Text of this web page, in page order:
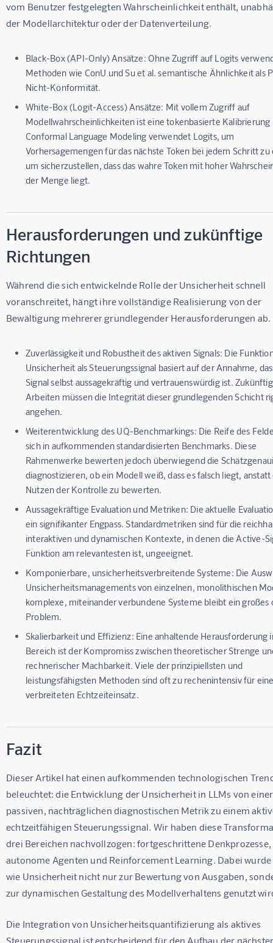
vom Benutzer festgelegten Wahrscheinlichkeit enthält,
der Modellarchitektur oder der Datenverteilung.
Black-Box (API-Only) Ansätze: Ohne Zugriff auf Logits
Methoden wie ConU und Su et al. semantische Ähnlichkeit als
Nicht-Konformität.
White-Box (Logit-Access) Ansätze: Mit vollem Zugriff auf
Modellwahrscheinlichkeiten ist eine tokenbasierte Kalibrierung
Conformal Language Modeling verwendet Logits, um
Vorhersagemengen für das nächste Token bei jedem Schritt zu
um sicherzustellen, dass das wahre Token mit hoher
der Menge liegt.
Herausforderungen und zukünftige
Richtungen
Während die sich entwickelnde Rolle der Unsicherheit schnell
voranschreitet, hängt ihre vollständige Realisierung von der
Bewältigung mehrerer grundlegender Herausforderungen ab.
Zuverlässigkeit und Robustheit des aktiven Signals: Die
Unsicherheit als Steuerungssignal basiert auf der Annahme,
Signal selbst aussagekräftig und vertrauenswürdig ist.
Arbeiten müssen die Integrität dieser grundlegenden Schicht
angehen.
Weiterentwicklung des UQ-Benchmarkings: Die Reife des
sich in aufkommenden standardisierten Benchmarks. Diese
Rahmenwerke bewerten jedoch überwiegend die
diagnostizieren, ob ein Modell weiß, dass es falsch liegt, anstatt
Nutzen der Kontrolle zu bewerten.
Aussagekräftige Evaluation und Metriken: Die aktuelle
ein signifikanter Engpass. Standardmetriken sind für die
interaktiven und dynamischen Kontexte, in denen die Active-
Funktion am relevantesten ist, ungeeignet.
Komponierbare, unsicherheitsverbreitende Systeme: Die
Unsicherheitsmanagements von einzelnen, monolithischen
komplexe, miteinander verbundene Systeme bleibt ein großes
Problem.
Skalierbarkeit und Effizienz: Eine anhaltende Herausforderung
Bereich ist der Kompromiss zwischen theoretischer Strenge
rechnerischer Machbarkeit. Viele der prinzipiellsten und
leistungsfähigsten Methoden sind oft zu rechenintensiv für
verbreiteten Echtzeiteinsatz.
Fazit
Dieser Artikel hat einen aufkommenden technologischen
beleuchtet: die Entwicklung der Unsicherheit in LLMs von
passiven, nachträglichen diagnostischen Metrik zu einem
echtzeitfähigen Steuerungssignal. Wir haben diese
drei Bereichen nachvollzogen: fortgeschrittene Denkprozesse,
autonome Agenten und Reinforcement Learning. Dabei
wie Unsicherheit nicht nur zur Bewertung von Ausgaben,
zur dynamischen Gestaltung des Modellverhaltens genutzt
Die Integration von Unsicherheitsquantifizierung als aktives
Steuerungssignal ist entscheidend für den Aufbau der